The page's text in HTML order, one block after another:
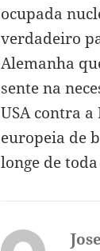
ocupada
verdadeiro
Alemanha
sente na
USA contra
europeia de
longe de